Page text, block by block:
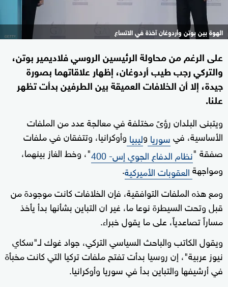
الهوة بين بوتن وأردوغان آخذة في الاتساع
على الرغم من محاولة الرئيسين الروسي فلاديمير بوتن،
والتركي رجب طيب أردوغان، إظهار علاقاتهما بصورة
جيدة، إلا أن الخلافات العميقة بين الطرفين بدأت تظهر
علنا.
ويتبنى البلدان رؤىً مختلفة في معالجة عدد من الملفات
الأساسية، فيسوريا وليبيا وأوكرانيا، وتتفقان في ملفات
صفقة "نظام الدفاع الجوي إس- 400
"، وخط الغاز بينهما،
ومواجهةالعقوبات الأميركية.
ومع هذه الملفات التوافقية، فإن الخلافات كانت موجودة من
قبل وتحت السيطرة نوعا ما، غير ان التباين بشأنها بدأ يأخذ
مساراً تصاعدياً، على ما يقول خبراء.
ويقول الكاتب والباحث السياسي التركي، جواد غوك لـ"سكاي
نيوز عربية"، إن روسيا بدأت تفتح ملفات تركيا التي كانت مخبأة
في أرشيفها والتباين بدأ في سوريا وأوكرانيا.